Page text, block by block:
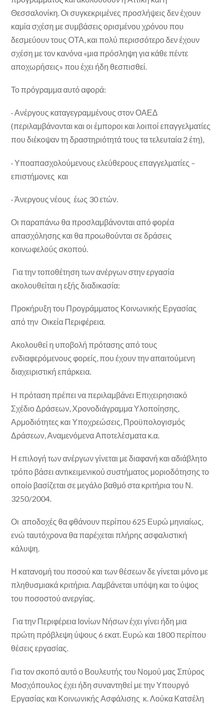
Θεσσαλονίκη. Οι συγκεκριμένες προσλήψεις δεν έχουν
καμία σχέση με συμβάσεις ορισμένου χρόνου που
δεσμεύουν τους ΟΤΑ, και πολύ περισσότερο δεν έχουν
σχέση με τον κανόνα «μια πρόσληψη για κάθε πέντε
αποχωρήσεις» που έχει ήδη θεσπισθεί.
Το πρόγραμμα αυτό αφορά:
· Ανέργους καταγεγραμμένους στον ΟΑΕΔ
(περιλαμβάνονται και οι έμποροι και λοιποί επαγγελματίες
που διέκοψαν τη δραστηριότητά τους τα τελευταία 2 έτη),
· Υποαπασχολούμενους ελεύθερους επαγγελματίες –
επιστήμονες και
· Άνεργους νέους έως 30 ετών.
Οι παραπάνω θα προσλαμβάνονται από φορέα
απασχόλησης και θα προωθούνται σε δράσεις
κοινωφελούς σκοπού.
Για την τοποθέτηση των ανέργων στην εργασία
ακολουθείται η εξής διαδικασία:
Προκήρυξη του Προγράμματος Κοινωνικής Εργασίας
από την Οικεία Περιφέρεια.
Ακολουθεί η υποβολή πρότασης από τους
ενδιαφερόμενους φορείς, που έχουν την απαιτούμενη
διαχειριστική επάρκεια.
H πρόταση πρέπει να περιλαμβάνει Επιχειρησιακό
Σχέδιο Δράσεων, Χρονοδιάγραμμα Υλοποίησης,
Αρμοδιότητες και Υποχρεώσεις, Προϋπολογισμός
Δράσεων, Αναμενόμενα Αποτελέσματα κ.α.
Η επιλογή των ανέργων γίνεται με διαφανή και αδιάβλητο
τρόπο βάσει αντικειμενικού συστήματος μοριοδότησης το
οποίο βασίζεται σε μεγάλο βαθμό στα κριτήρια του Ν.
3250/2004.
Οι αποδοχές θα φθάνουν περίπου 625 Ευρώ μηνιαίως,
ενώ ταυτόχρονα θα παρέχεται πλήρης ασφαλιστική
κάλυψη.
Η κατανομή του ποσού και των θέσεων δε γίνεται μόνο με
πληθυσμιακά κριτήρια. Λαμβάνεται υπόψη και το ύψος
του ποσοστού ανεργίας.
Για την Περιφέρεια Ιονίων Νήσων έχει γίνει ήδη μια
πρώτη πρόβλεψη ύψους 6 εκατ. Ευρώ και 1800 περίπου
θέσεις εργασίας.
Για τον σκοπό αυτό ο Βουλευτής του Νομού μας Σπύρος
Μοσχόπουλος έχει ήδη συναντηθεί με την Υπουργό
Εργασίας και Κοινωνικής Ασφάλισης κ. Λούκα Κατσέλη